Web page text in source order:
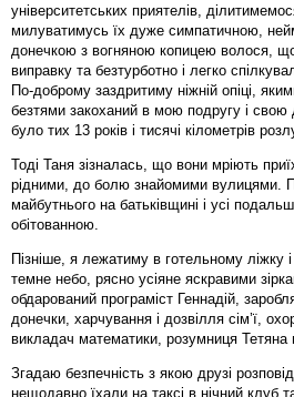
університетських приятелів,
милуватимусь їх дуже симпатичною,
донечкою з вогняною копицею волося,
виправку та безтурботно і легко
По-доброму заздритиму ніжній опіці,
безтями закоханий в мою подругу і свою
було тих 13 років і тисячі кілометрів
Тоді Таня зізналась, що вони мріють
рідними, до болю знайомими вулицями.
майбутнього на батьківщині і усі
обітованною.
Пізніше, я лежатиму в готельному ліжку
темне небо, рясно усіяне яскравими
обдарований програміст Геннадій,
донечки, харчування і дозвілля сім’ї,
викладач математики, розумниця Тетяна
Згадаю безпечність з якою друзі
нещодавно їхали на таксі в нічний клуб